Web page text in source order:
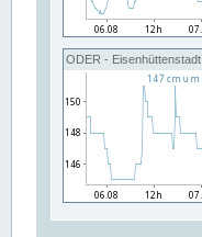
ODER - Eisenhüttenstadt